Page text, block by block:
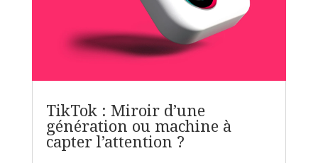
TikTok : Miroir d’une
génération ou machine à
capter l’attention ?